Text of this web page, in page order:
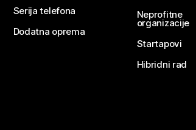
Serija telefona
Dodatna oprema
Neprofitne
organizacije
Startapovi
Hibridni rad